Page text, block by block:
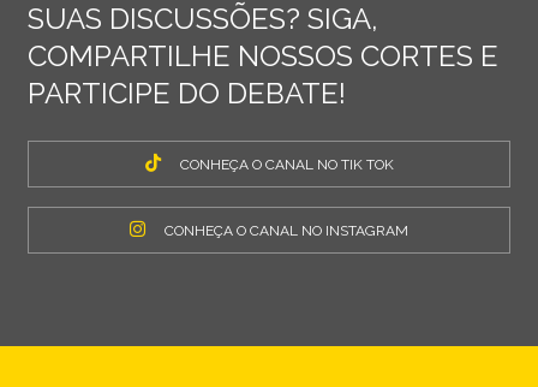
SUAS DISCUSSÕES? SIGA,
COMPARTILHE NOSSOS CORTES E
PARTICIPE DO DEBATE!
CONHEÇA O CANAL NO TIK TOK
CONHEÇA O CANAL NO INSTAGRAM